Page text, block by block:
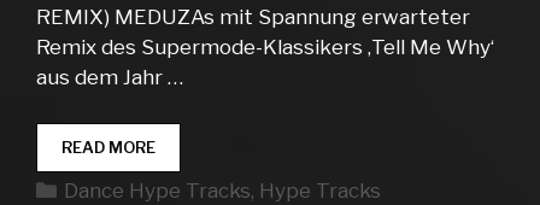
REMIX) MEDUZAs mit Spannung erwarteter
Remix des Supermode-Klassikers ‚Tell Me Why‘
aus dem Jahr …
READ MOREDANCE
HYPE
TRACKS
Kategorien
Dance Hype Tracks, Hype Tracks